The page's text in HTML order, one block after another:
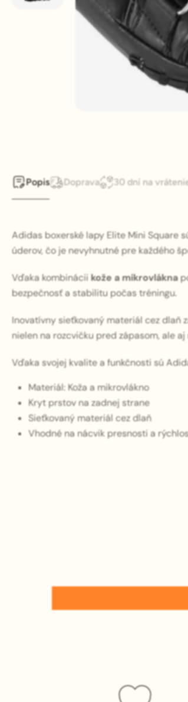
Popis Doprava 30 dní na
Adidas boxerské lapy Elite Mini Square
úderov, čo je nevyhnutné pre každého
Vďaka kombináciikože a mikrovlákna
bezpečnosť a stabilitu počas tréningu.
Inovatívny sieťkovaný materiál cez dlaň
nielen na rozcvičku pred zápasom, ale
Vďaka svojej kvalite a funkčnosti sú
Materiál: Koža a mikrovlákno
Kryt prstov na zadnej strane
Sieťkovaný materiál cez dlaň
Vhodné na nácvik presnosti a